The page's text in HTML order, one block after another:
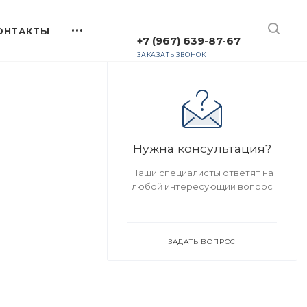
+7 (967) 639-87-67
ЗАКАЗАТЬ ЗВОНОК
Нужна консультация?
Наши специалисты ответят на
любой интересующий вопрос
ЗАДАТЬ ВОПРОС